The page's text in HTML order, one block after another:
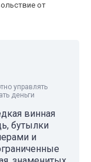
от
управлять
деньги
винная
бутылки
и